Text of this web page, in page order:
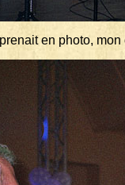
en photo,